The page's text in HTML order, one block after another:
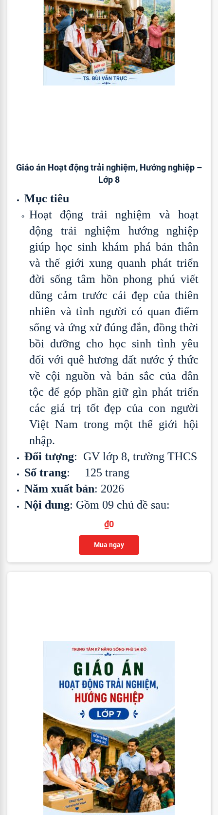
Giáo án Hoạt động trải nghiệm, Hướng nghiệp –
Lớp 8
Mục tiêu
Hoạt động trải nghiệm và hoạt
động trải nghiệm hướng nghiệp
giúp học sinh khám phá bản thân
và thế giới xung quanh phát triển
đời sống tâm hồn phong phú viết
dũng cảm trước cái đẹp của thiên
nhiên và tình người có quan điểm
sống và ứng xử đúng đắn, đồng thời
bồi dưỡng cho học sinh tình yêu
đối với quê hương đất nước ý thức
về cội nguồn và bản sắc của dân
tộc để góp phần giữ gìn phát triển
các giá trị tốt đẹp của con người
Việt Nam trong một thế giới hội
nhập.
Đối tượng: GV lớp 8, trường THCS
Số trang: 125 trang
Năm xuất bản: 2026
Nội dung: Gồm 09 chủ đề sau:
₫0
Mua ngay